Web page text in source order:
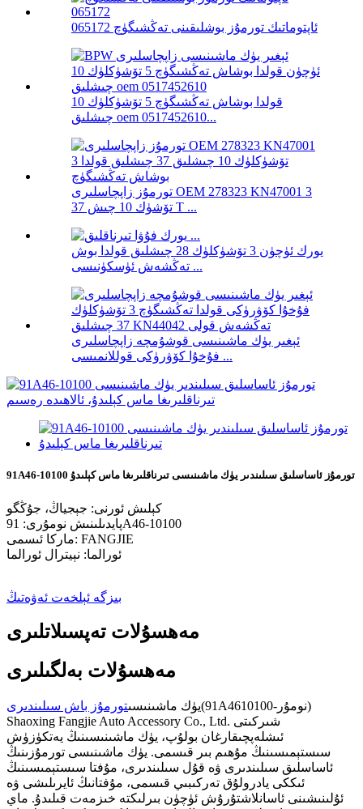
ئاپتوماتىك تورمۇز بوشلىقىنى تەڭشىگۈچ 065172
قولدا بوشاش تەڭشىگۈچ 5 تۆشۈكلۈك 10
چىشلىق oem 0517452610...
تورمۇز زاپچاسلىرى OEM 278323 KN47001 3
تۆشۈك 10 چىش 37 T ...
يورك ئۈچۈن 3 تۆشۈكلۈك 28 چىشلىق قولدا بوش
تەڭشەش ئۈسكۈنىسى ...
ئېغىر يۈك ماشىنىسى قوشۇمچە زاپچاسلىرى
فۇخۇا كۆۋرۈكى قوللانمىسى ...
91A46-10100 تورمۇز ئاساسلىق سىلىندىر يۈك ماشىنىسى تىرناقلىرىغا ماس كېلىدۇ
كېلىش ئورنى: جېجياڭ، جۇڭگو
پايدىلىنىش نومۇرى: 91A46-10100
ماركا ئىسمى: FANGJIE
ئورالما: نېيترال ئورالما
بىزگە ئېلخەت ئەۋەتىڭ
مەھسۇلات تەپسىلاتلىرى
مەھسۇلات بەلگىلىرى
يۈك ماشىنىسىتورمۇز باش سىلىندىرى
(91A4610100-نومۇر)
Shaoxing Fangjie Auto Accessory Co., Ltd. شىركىتى
ئىشلەپچىقارغان بولۇپ، يۈك ماشىنىسىنىڭ يەتكۈزۈش
سىستېمىسىنىڭ مۇھىم بىر قىسمى. يۈك ماشىنىسى تورمۇزىنىڭ
ئاساسلىق سىلىندىرى ۋە قۇل سىلىندىرى، مۇفتا سىستېمىسىنىڭ
ئىككى يادرولۇق تەركىبىي قىسمى، مۇفتانىڭ ئايرىلىشى ۋە
ئۇلىنىشىنى ئاسانلاشتۇرۇش ئۈچۈن بىرلىكتە خىزمەت قىلىدۇ. ماي